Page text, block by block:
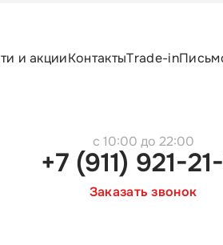
и акцииКонтактыTrade-in
c 10:00 до 22:00
+7 (911) 921-
Заказать звонок